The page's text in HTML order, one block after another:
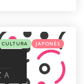
CULTURA JAPONÉS